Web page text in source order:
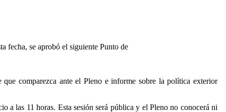
fecha, se aprobó el siguiente Punto de
comparezca ante el Pleno e informe sobre la política exterior
a las 11 horas. Esta sesión será pública y el Pleno no conocerá ni